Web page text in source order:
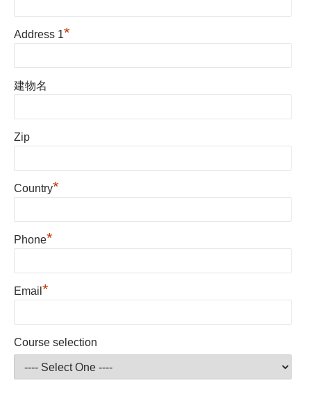
Address 1*
建物名
Zip
Country*
Phone*
Email *
Course selection